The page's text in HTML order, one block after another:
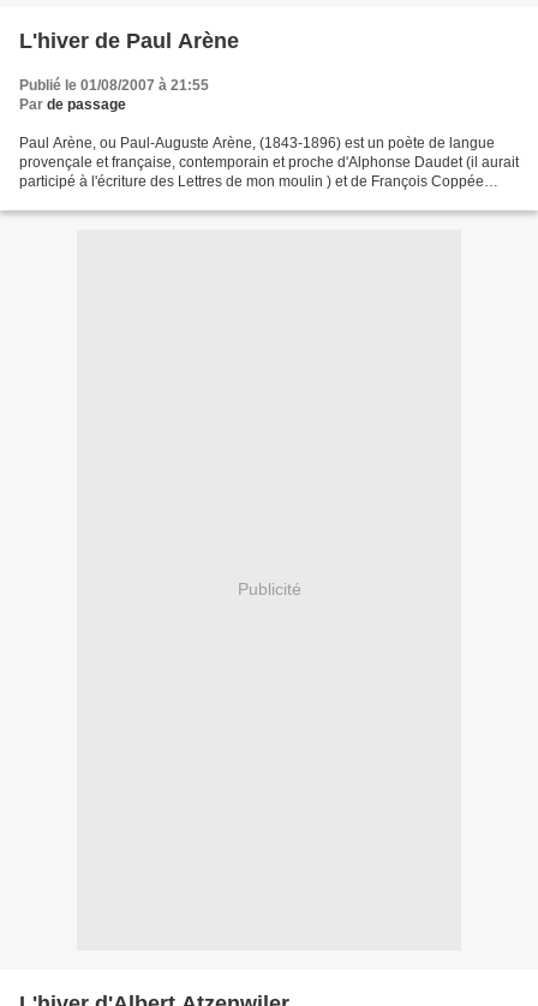
L'hiver de Paul Arène
Publié le 01/08/2007 à 21:55
Par de passage
Paul Arène, ou Paul-Auguste Arène, (1843-1896) est un poète de langue
provençale et française, contemporain et proche d'Alphonse Daudet (il aurait
participé à l'écriture des Lettres de mon moulin ) et de François Coppée
Publicité